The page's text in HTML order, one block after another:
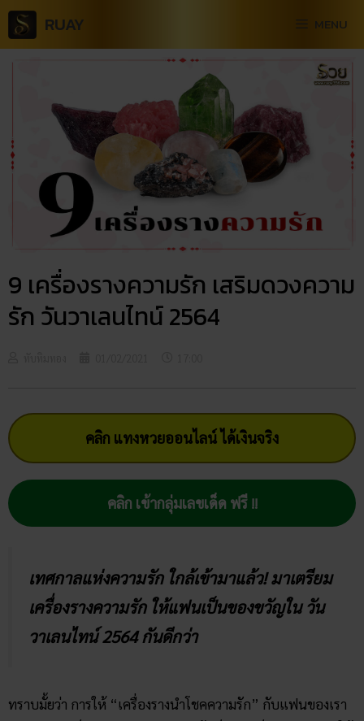
RUAY MENU
9 เครื่องรางความรัก เสริมดวงความ
รัก วันวาเลนไทน์ 2564
คลิก แทงหวยออนไลน์ ได้เงินจริง
คลิก เข้ากลุ่มเลขเด็ด ฟรี !!
เทศกาลแห่งความรัก ใกล้เข้ามาแล้ว! มาเตรียม
เครื่องรางความรัก ให้แฟนเป็นของขวัญใน วัน
วาเลนไทน์ 2564 กันดีกว่า
ทราบมั้ยว่า การให้ “เครื่องรางนำโชคความรัก” กับแฟนของเรา